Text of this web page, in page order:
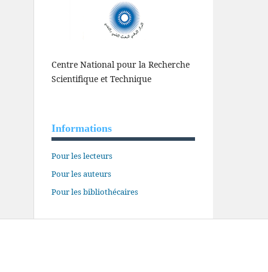
Centre National pour la Recherche
Scientifique et Technique
Informations
Pour les lecteurs
Pour les auteurs
Pour les bibliothécaires